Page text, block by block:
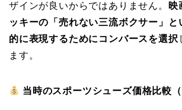
ザインが良いからではありません。
映
ッキーの「売れない三流ボクサー」と
的に表現するためにコンバースを選択
ます。
当時のスポーツシューズ価格比較（